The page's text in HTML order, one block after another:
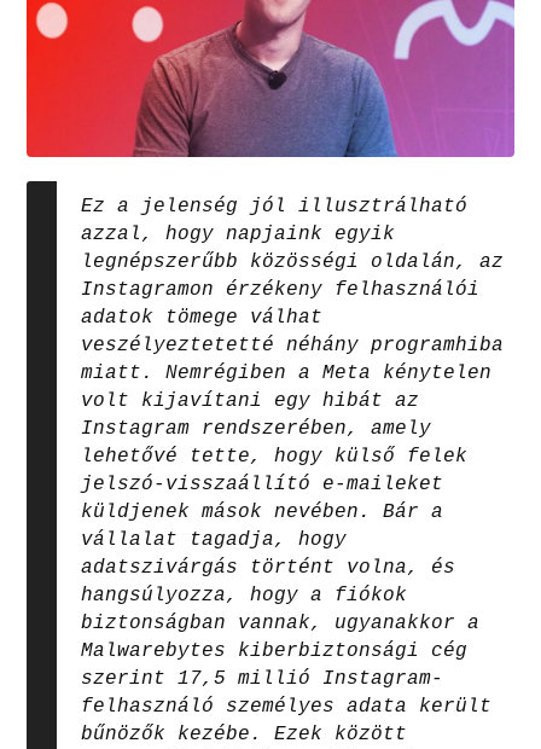
Ez a jelenség jól illusztrálható
azzal, hogy napjaink egyik
legnépszerűbb közösségi oldalán, az
Instagramon érzékeny felhasználói
adatok tömege válhat
veszélyeztetetté néhány programhiba
miatt. Nemrégiben a Meta kénytelen
volt kijavítani egy hibát az
Instagram rendszerében, amely
lehetővé tette, hogy külső felek
jelszó-visszaállító e-maileket
küldjenek mások nevében. Bár a
vállalat tagadja, hogy
adatszivárgás történt volna, és
hangsúlyozza, hogy a fiókok
biztonságban vannak, ugyanakkor a
Malwarebytes kiberbiztonsági cég
szerint 17,5 millió Instagram-
felhasználó személyes adata került
bűnözők kezébe. Ezek között